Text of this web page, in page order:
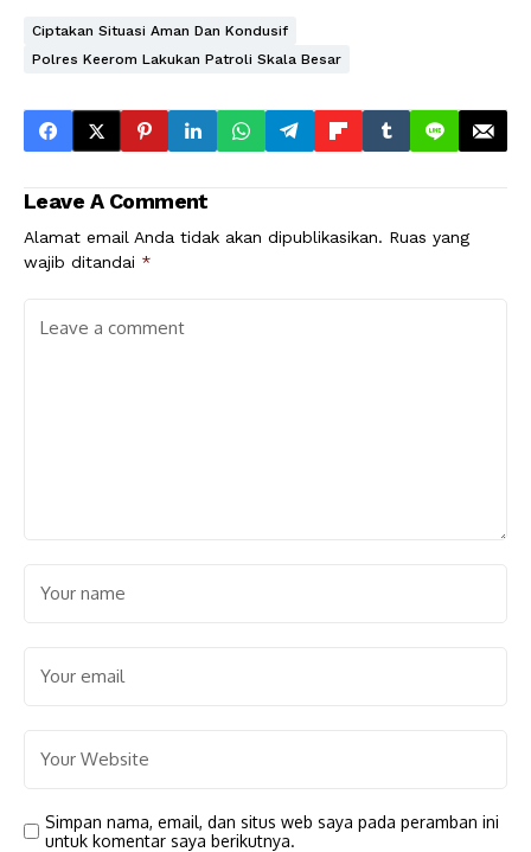
Ciptakan Situasi Aman Dan Kondusif
Polres Keerom Lakukan Patroli Skala Besar
Leave A Comment
Alamat email Anda tidak akan dipublikasikan. Ruas yang
wajib ditandai *
Simpan nama, email, dan situs web saya pada peramban ini
untuk komentar saya berikutnya.